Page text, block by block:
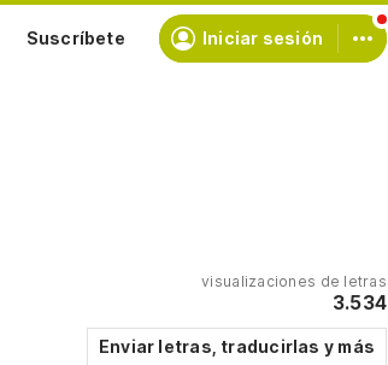
Suscríbete Iniciar sesión
visualizaciones de letras
3.534
Enviar letras, traducirlas y más